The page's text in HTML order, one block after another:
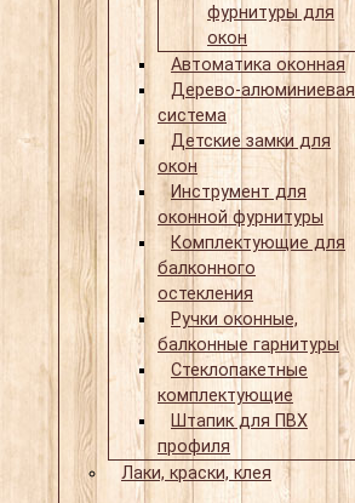
фурнитуры для
окон
Автоматика оконная
Дерево-алюминиевая
система
Детские замки для
окон
Инструмент для
оконной фурнитуры
Комплектующие для
балконного
остекления
Ручки оконные,
балконные гарнитуры
Стеклопакетные
комплектующие
Штапик для ПВХ
профиля
Лаки, краски, клея